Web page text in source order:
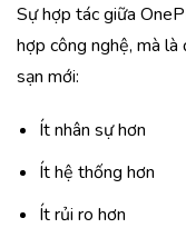
Sự hợp tác giữa
hợp công nghệ, mà là
sạn mới:
Ít nhân sự hơn
Ít hệ thống hơn
Ít rủi ro hơn